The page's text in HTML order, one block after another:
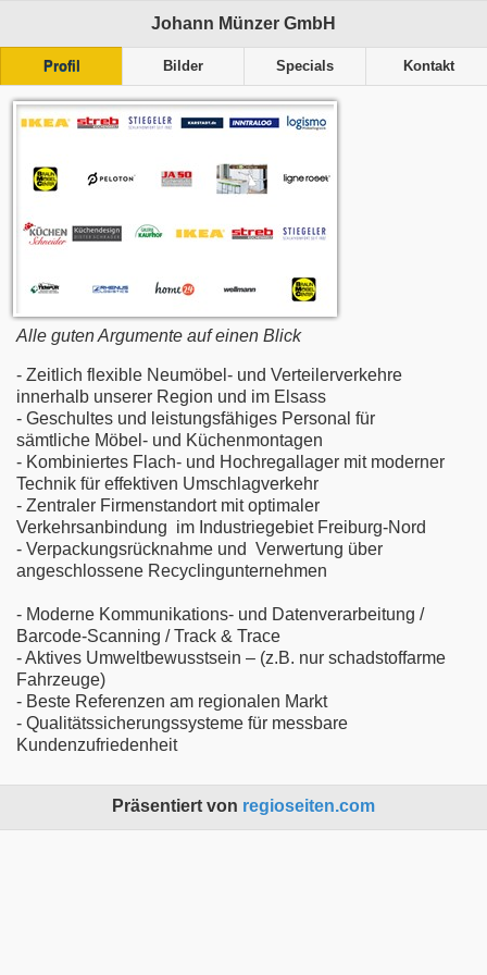
Johann Münzer GmbH
Profil Bilder Specials Kontakt
Alle guten Argumente auf einen Blick
- Zeitlich flexible Neumöbel- und Verteilerverkehre
innerhalb unserer Region und im Elsass
- Geschultes und leistungsfähiges Personal für
sämtliche Möbel- und Küchenmontagen
- Kombiniertes Flach- und Hochregallager mit moderner
Technik für effektiven Umschlagverkehr
- Zentraler Firmenstandort mit optimaler
Verkehrsanbindung im Industriegebiet Freiburg-Nord
- Verpackungsrücknahme und Verwertung über
angeschlossene Recyclingunternehmen
- Moderne Kommunikations- und Datenverarbeitung /
Barcode-Scanning / Track & Trace
- Aktives Umweltbewusstsein – (z.B. nur schadstoffarme
Fahrzeuge)
- Beste Referenzen am regionalen Markt
- Qualitätssicherungssysteme für messbare
Kundenzufriedenheit
Präsentiert von regioseiten.com